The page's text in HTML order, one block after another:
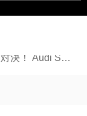
【Auto Bild】対決！ Audi S3とGolf Rを徹底比較